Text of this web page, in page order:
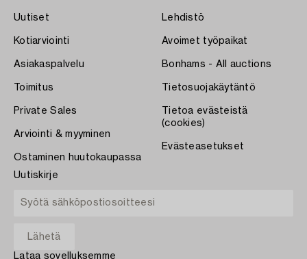
Uutiset
Kotiarviointi
Asiakaspalvelu
Toimitus
Private Sales
Arviointi & myyminen
Ostaminen huutokaupassa
Lehdistö
Avoimet työpaikat
Bonhams - All auctions
Tietosuojakäytäntö
Tietoa evästeistä
(cookies)
Evästeasetukset
Uutiskirje
Lataa sovelluksemme